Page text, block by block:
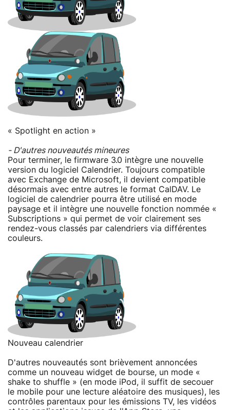
« Spotlight en action »
- D'autres nouveautés mineures
Pour terminer, le firmware 3.0 intègre une nouvelle
version du logiciel Calendrier. Toujours compatible
avec Exchange de Microsoft, il devient compatible
désormais avec entre autres le format CalDAV. Le
logiciel de calendrier pourra être utilisé en mode
paysage et il intègre une nouvelle fonction nommée «
Subscriptions » qui permet de voir clairement ses
rendez-vous classés par calendriers via différentes
couleurs.
Nouveau calendrier
D'autres nouveautés sont brièvement annoncées
comme un nouveau widget de bourse, un mode «
shake to shuffle » (en mode iPod, il suffit de secouer
le mobile pour une lecture aléatoire des musiques), les
contrôles parentaux pour les émissions TV, les vidéos